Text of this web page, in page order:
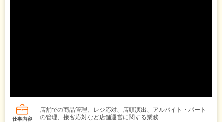
仕事内容
店舗での商品管理、レジ応対、店頭演出、アルバイト・パート
の管理、接客応対など店舗運営に関する業務